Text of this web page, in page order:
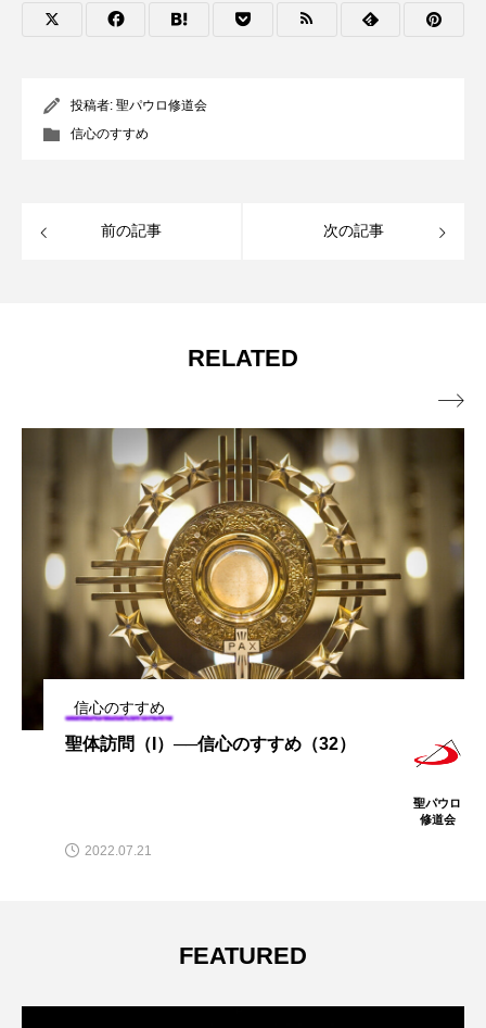
投稿者: 聖パウロ修道会
信心のすすめ
前の記事 次の記事
RELATED
信心のすすめ
聖ヨゼフの月──信心のすすめ（16）
聖パウロ
修道会
2021.08.25

FEATURED